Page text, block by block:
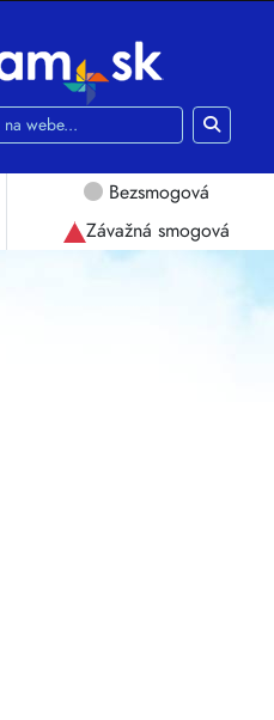
súbory cookie a
nasledujúce účely:
funkčnosti webovej
na webe,na meranie
a služby a na
Bezsmogová
Závažná smogová